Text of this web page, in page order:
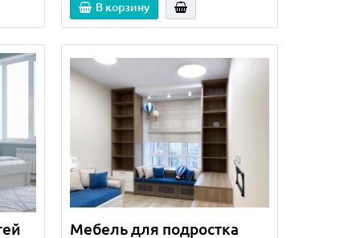
В корзину
Мебель для подростка